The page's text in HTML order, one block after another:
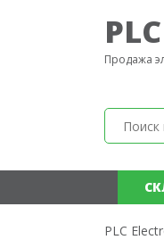
Продажа
PLC